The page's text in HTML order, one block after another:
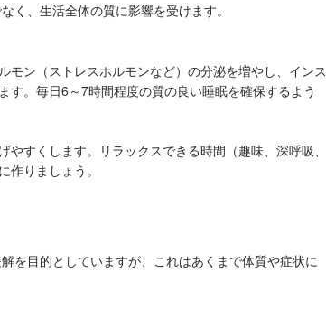
く、生活全体の質に影響を受けます。
モン（ストレスホルモンなど）の分泌を増やし、インス
す。毎日6～7時間程度の質の良い睡眠を確保するよう
やすくします。リラックスできる時間（趣味、深呼吸、
作りましょう。
を目的としていますが、これはあくまで体質や症状に